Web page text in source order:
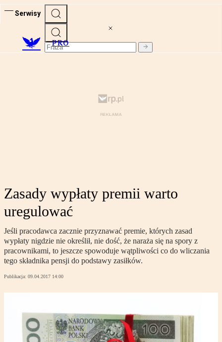
Serwisy
PRO
Zasady wypłaty premii warto
uregulować
Jeśli pracodawca zacznie przyznawać premie, których zasad
wypłaty nigdzie nie określił, nie dość, że naraża się na spory z
pracownikami, to jeszcze spowoduje wątpliwości co do wliczania
tego składnika pensji do podstawy zasiłków.
Publikacja: 09.04.2017 14:00